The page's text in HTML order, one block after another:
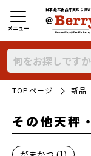
日本最大新品中古釣り具
メニュー
TOPページ 新品
その他天秤